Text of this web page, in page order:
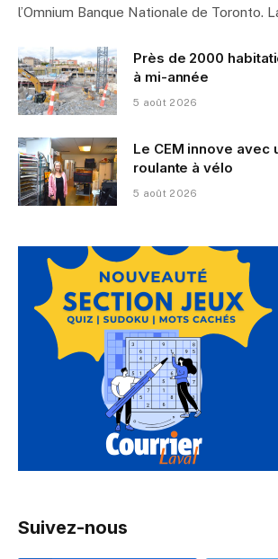
l’Omnium Banque Nationale de Toronto.
Près de 2000
à mi-année
5 août 2026
Le CEM innove avec
roulante à vélo
5 août 2026
Suivez-nous